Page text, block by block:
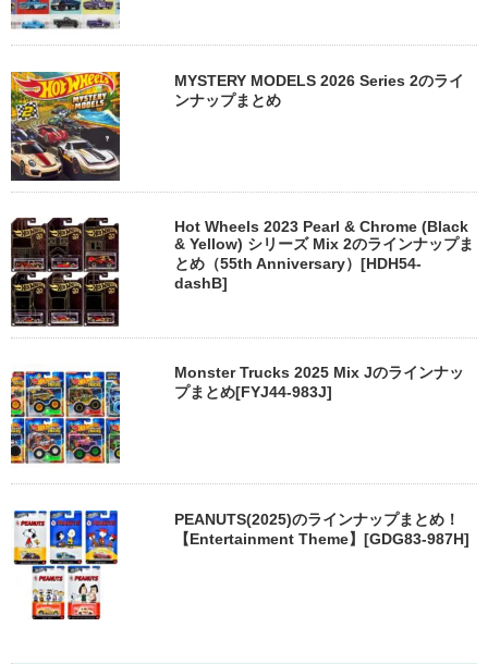
MYSTERY MODELS 2026 Series 2のライ
ンナップまとめ
Hot Wheels 2023 Pearl & Chrome (Black
& Yellow) シリーズ Mix 2のラインナップま
とめ（55th Anniversary）[HDH54-
dashB]
Monster Trucks 2025 Mix Jのラインナッ
プまとめ[FYJ44-983J]
PEANUTS(2025)のラインナップまとめ！
【Entertainment Theme】[GDG83-987H]